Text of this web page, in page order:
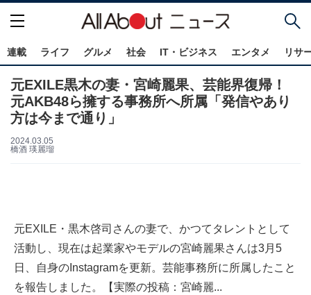
連載 ライフ グルメ 社会 IT・ビジネス エンタメ リサ
元EXILE黒木の妻・宮崎麗果、芸能界復帰！
元AKB48ら擁する事務所へ所属「発信やあり
方は今まで通り」
2024.03.05
橋酒 瑛麗瑠
元EXILE・黒木啓司さんの妻で、かつてタレントとして
活動し、現在は起業家やモデルの宮崎麗果さんは3月5
日、自身のInstagramを更新。芸能事務所に所属したこと
を報告しました。【実際の投稿：宮崎麗...